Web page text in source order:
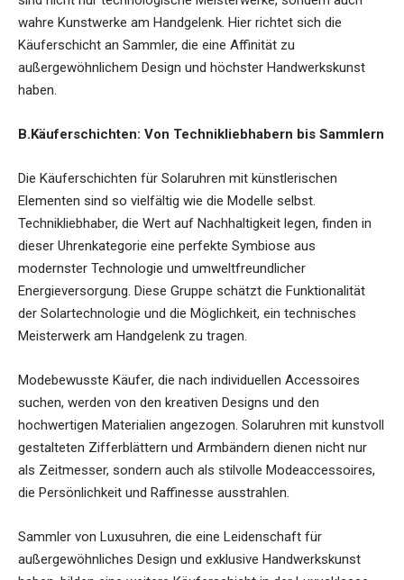
wahre Kunstwerke am Handgelenk. Hier richtet sich die
Käuferschicht an Sammler, die eine Affinität zu
außergewöhnlichem Design und höchster Handwerkskunst
haben.
B.Käuferschichten: Von Technikliebhabern bis Sammlern
Die Käuferschichten für Solaruhren mit künstlerischen
Elementen sind so vielfältig wie die Modelle selbst.
Technikliebhaber, die Wert auf Nachhaltigkeit legen, finden in
dieser Uhrenkategorie eine perfekte Symbiose aus
modernster Technologie und umweltfreundlicher
Energieversorgung. Diese Gruppe schätzt die Funktionalität
der Solartechnologie und die Möglichkeit, ein technisches
Meisterwerk am Handgelenk zu tragen.
Modebewusste Käufer, die nach individuellen Accessoires
suchen, werden von den kreativen Designs und den
hochwertigen Materialien angezogen. Solaruhren mit kunstvoll
gestalteten Zifferblättern und Armbändern dienen nicht nur
als Zeitmesser, sondern auch als stilvolle Modeaccessoires,
die Persönlichkeit und Raffinesse ausstrahlen.
Sammler von Luxusuhren, die eine Leidenschaft für
außergewöhnliches Design und exklusive Handwerkskunst